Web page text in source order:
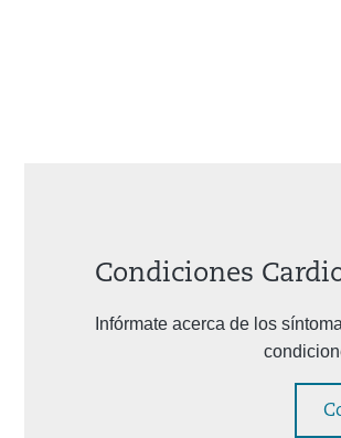
Condiciones
Infórmate acerca de los